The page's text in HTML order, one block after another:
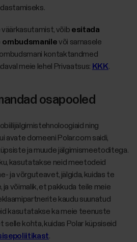
võib esitada
või sarnasele
kontaktandmed
meie lehel Privaatsus: KKK.
osapooled
ning
avate domeeni Polar.com saidi,
ja muude jälgimismeetoditega.
kasutatakse neid meetodeid
ja võrguteavet, jälgida, kuidas te
võimalik, et pakkuda teile meie
kaudu suunatud
kasutatakse ka meie teenuste
kohta, kuidas Polar küpsiseid
.